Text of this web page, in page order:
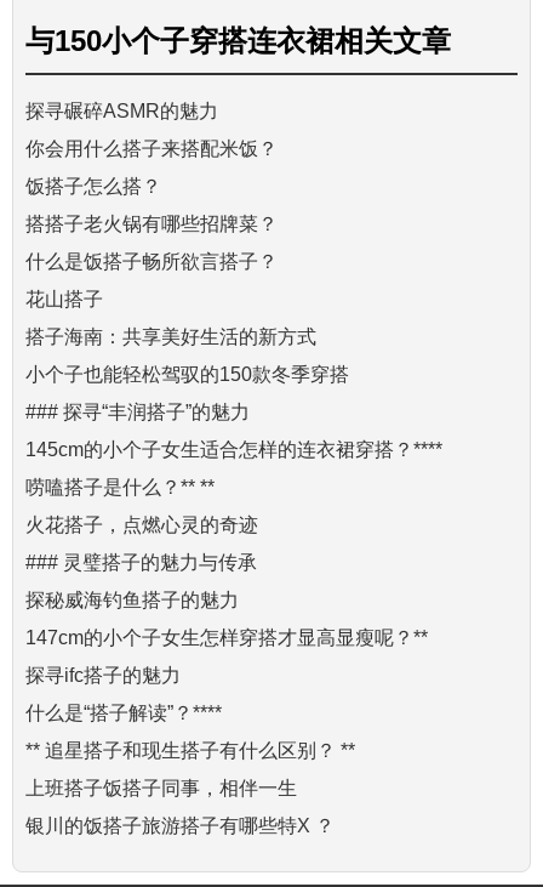
与150小个子穿搭连衣裙相关文章
探寻碾碎ASMR的魅力
你会用什么搭子来搭配米饭？
饭搭子怎么搭？
搭搭子老火锅有哪些招牌菜？
什么是饭搭子畅所欲言搭子？
花山搭子
搭子海南：共享美好生活的新方式
小个子也能轻松驾驭的150款冬季穿搭
### 探寻“丰润搭子”的魅力
145cm的小个子女生适合怎样的连衣裙穿搭？****
唠嗑搭子是什么？** **
火花搭子，点燃心灵的奇迹
### 灵璧搭子的魅力与传承
探秘威海钓鱼搭子的魅力
147cm的小个子女生怎样穿搭才显高显瘦呢？**
探寻ifc搭子的魅力
什么是“搭子解读”？****
** 追星搭子和现生搭子有什么区别？ **
上班搭子饭搭子同事，相伴一生
银川的饭搭子旅游搭子有哪些特X ？